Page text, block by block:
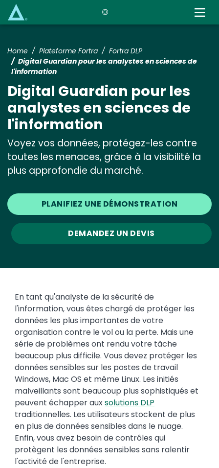
Home Plateforme Fortra
Fortra DLP
Digital Guardian pour les analystes en sciences de
l'information
Digital Guardian pour les
analystes en sciences de
l'information
Voyez vos données, protégez-les contre
toutes les menaces, grâce à la visibilité la
plus approfondie du marché.
PLANIFIEZ UNE DÉMONSTRATION
DEMANDEZ UN DEVIS
En tant qu'analyste de la sécurité de
l'information, vous êtes chargé de protéger les
données les plus importantes de votre
organisation contre le vol ou la perte. Mais une
série de problèmes ont rendu votre tâche
beaucoup plus difficile. Vous devez protéger les
données sensibles sur les postes de travail
Windows, Mac OS et même Linux. Les initiés
malveillants sont beaucoup plus sophistiqués et
peuvent échapper auxsolutions DLP
traditionnelles. Les utilisateurs stockent de plus
en plus de données sensibles dans le nuage.
Enfin, vous avez besoin de contrôles qui
protègent les données sensibles sans ralentir
l'activité de l'entreprise.